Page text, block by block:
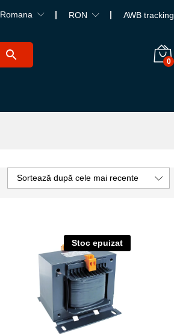
Romana RON AWB tracking
0
Sortează după cele mai recente
Stoc epuizat